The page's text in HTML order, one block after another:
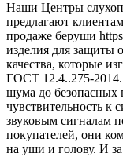
Наши Центры
предлагают
продаже беруши
изделия для защиты
качества, которые
ГОСТ 12.4..275-
шума до безопасных
чувствительность к
звуковым сигналам
покупателей, они
на уши и голову. И